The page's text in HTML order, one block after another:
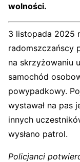
wolności.
3 listopada 2025
radomszczańscy
na skrzyżowaniu
samochód
powypadkowy.
wystawał na pas
innych
wysłano patrol.
Policjanci